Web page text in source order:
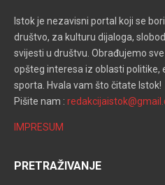
Istok je nezavisni portal koji se
društvo, za kulturu dijaloga,
svijesti u društvu. Obrađujemo
opšteg interesa iz oblasti politike,
sporta. Hvala vam što čitate Istok!
Pišite nam :
IMPRESUM
PRETRAŽIVANJE